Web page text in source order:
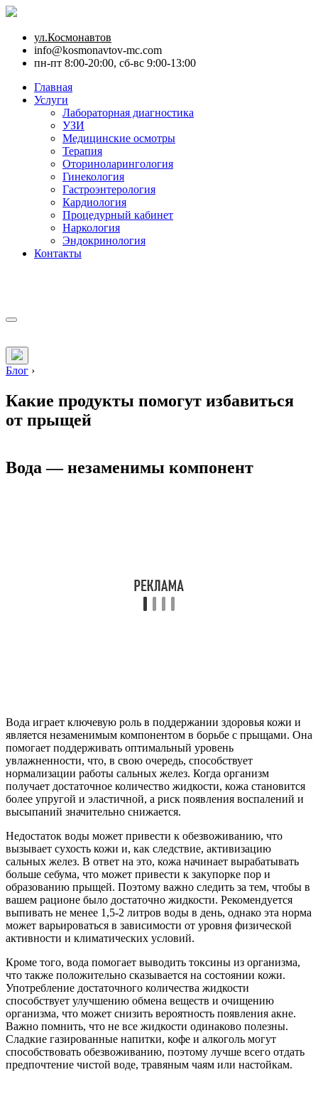
ул.Космонавтов
info@kosmonavtov-mc.com
пн-пт 8:00-20:00, сб-вс 9:00-13:00
Главная
Услуги
Лабораторная диагностика
УЗИ
Медицинские осмотры
Терапия
Оториноларингология
Гинекология
Гастроэнтерология
Кардиология
Процедурный кабинет
Наркология
Эндокринология
Контакты
Блог ›
Какие продукты помогут избавиться
от прыщей
Вода — незаменимы компонент
Вода играет ключевую роль в поддержании здоровья кожи и
является незаменимым компонентом в борьбе с прыщами. Она
помогает поддерживать оптимальный уровень
увлажненности, что, в свою очередь, способствует
нормализации работы сальных желез. Когда организм
получает достаточное количество жидкости, кожа становится
более упругой и эластичной, а риск появления воспалений и
высыпаний значительно снижается.
Недостаток воды может привести к обезвоживанию, что
вызывает сухость кожи и, как следствие, активизацию
сальных желез. В ответ на это, кожа начинает вырабатывать
больше себума, что может привести к закупорке пор и
образованию прыщей. Поэтому важно следить за тем, чтобы в
вашем рационе было достаточно жидкости. Рекомендуется
выпивать не менее 1,5-2 литров воды в день, однако эта норма
может варьироваться в зависимости от уровня физической
активности и климатических условий.
Кроме того, вода помогает выводить токсины из организма,
что также положительно сказывается на состоянии кожи.
Употребление достаточного количества жидкости
способствует улучшению обмена веществ и очищению
организма, что может снизить вероятность появления акне.
Важно помнить, что не все жидкости одинаково полезны.
Сладкие газированные напитки, кофе и алкоголь могут
способствовать обезвоживанию, поэтому лучше всего отдать
предпочтение чистой воде, травяным чаям или настойкам.